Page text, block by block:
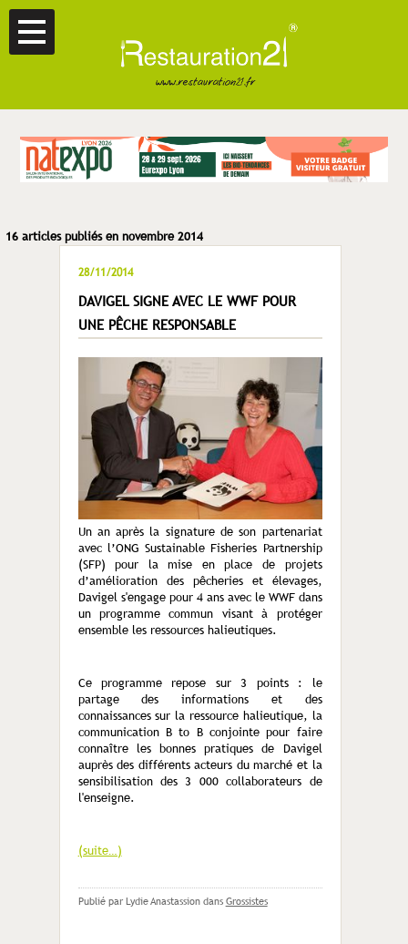
16 articles publiés en novembre 2014
28/11/2014
DAVIGEL SIGNE AVEC LE WWF POUR
UNE PÊCHE RESPONSABLE
Un an après la signature de son partenariat
avec l’ONG Sustainable Fisheries Partnership
(SFP) pour la mise en place de projets
d’amélioration des pêcheries et élevages,
Davigel s'engage pour 4 ans avec le WWF dans
un programme commun visant à protéger
ensemble les ressources halieutiques.
Ce programme repose sur 3 points : le
partage des informations et des
connaissances sur la ressource halieutique, la
communication B to B conjointe pour faire
connaître les bonnes pratiques de Davigel
auprès des différents acteurs du marché et la
sensibilisation des 3 000 collaborateurs de
l'enseigne.
(suite…)
Publié par Lydie Anastassion dans Grossistes